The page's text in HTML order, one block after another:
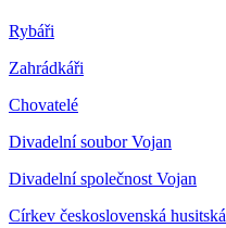
Rybáři
Zahrádkáři
Chovatelé
Divadelní soubor Vojan
Divadelní společnost Vojan
Církev československá husitská